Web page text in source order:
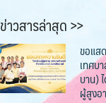
ข่าวสารล่าสุด >>
ขอแส
เทศบ
บาน)
ผู้สูงอ